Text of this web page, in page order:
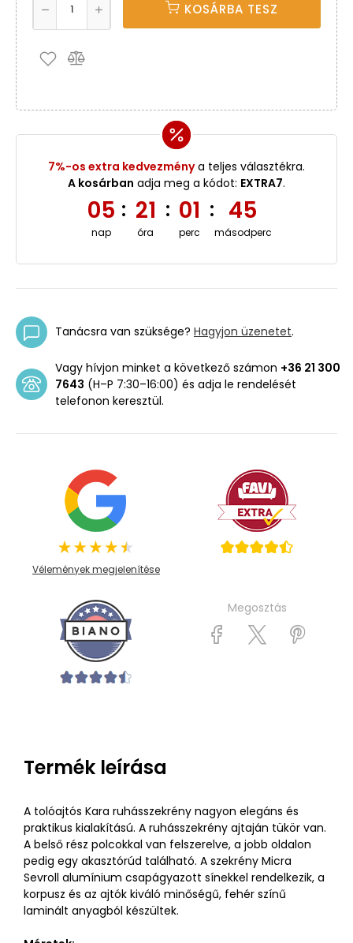
KOSÁRBA TESZ
7%-os extra kedvezménya teljes választékra.
A kosárban adja meg a kódot: EXTRA7.
05
nap
: 21
óra
: 01
perc
: 45
másodperc
Tanácsra van szüksége? Hagyjon üzenetet.
Vagy hívjon minket a következő számon +36 21 300
7643 (H–P 7:30–16:00) és adja le rendelését
telefonon keresztül.
Vélemények megjelenítése
Megosztás
Termék leírása
A tolóajtós Kara ruhásszekrény nagyon elegáns és
praktikus kialakítású. A ruhásszekrény ajtaján tükör van.
A belső rész polcokkal van felszerelve, a jobb oldalon
pedig egy akasztórúd található. A szekrény Micra
Sevroll alumínium csapágyazott sínekkel rendelkezik, a
korpusz és az ajtók kiváló minőségű, fehér színű
laminált anyagból készültek.